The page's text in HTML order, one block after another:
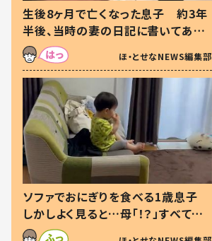
生後8ヶ月で亡くなった息子 約3年
半後、当時の妻の日記に書いてあっ
た本音とは
ほ・とせなNEWS編集部
ソファでおにぎりを食べる1歳息子
しかしよく見ると…母「！？」すべてを
察した母の投稿に「可愛いから許